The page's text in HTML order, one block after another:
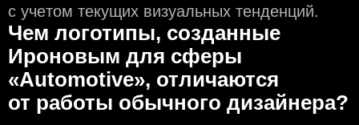
с учeтом текущих визуальных тенденций.
Чем логотипы, созданные
Ироновым для сферы
«Automotive», отличаются
от работы обычного дизайнера?